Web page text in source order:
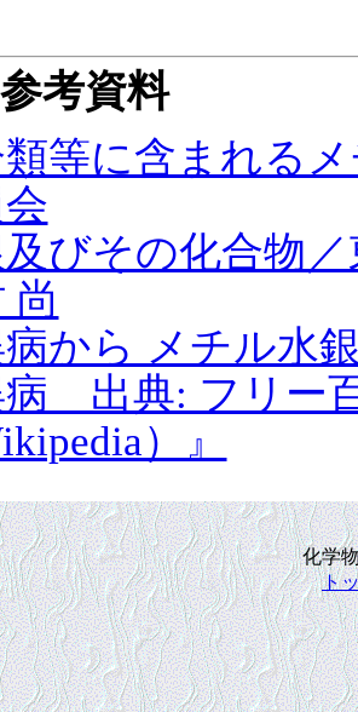
考資料
等に含まれる
びその化合物
尚
から メチル水
出典: フリー
）』
化学
ト